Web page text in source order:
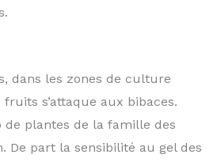
dans les zones de culture
s’attaque aux bibaces.
plantes de la famille des
De part la sensibilité au gel des